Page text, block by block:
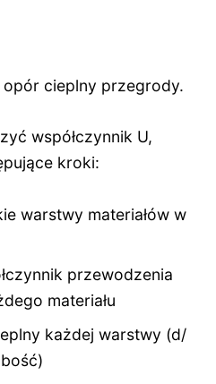
opór cieplny przegrody.
współczynnik U,
kroki:
warstwy materiałów w
przewodzenia
materiału
każdej warstwy (d/